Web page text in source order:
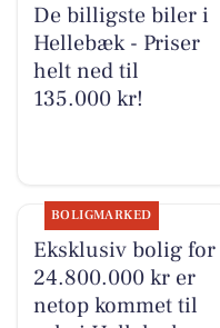
De billigste biler i
Hellebæk - Priser
helt ned til
135.000 kr!
BOLIGMARKED
Eksklusiv bolig for
24.800.000 kr er
netop kommet til